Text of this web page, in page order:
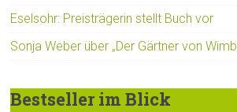
Eselsohr: Preisträgerin stellt Buch vor
Sonja Weber über „Der Gärtner von
Bestseller im Blick